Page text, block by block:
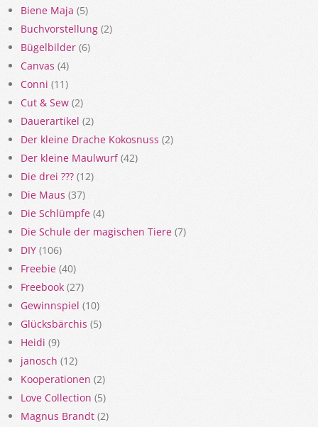
Biene Maja (5)
Buchvorstellung (2)
Bügelbilder (6)
Canvas (4)
Conni (11)
Cut & Sew (2)
Dauerartikel (2)
Der kleine Drache Kokosnuss (2)
Der kleine Maulwurf(42)
Die drei ??? (12)
Die Maus (37)
Die Schlümpfe (4)
Die Schule der magischen Tiere (7)
DIY (106)
Freebie (40)
Freebook (27)
Gewinnspiel (10)
Glücksbärchis (5)
Heidi (9)
janosch (12)
Kooperationen (2)
Love Collection (5)
Magnus Brandt (2)